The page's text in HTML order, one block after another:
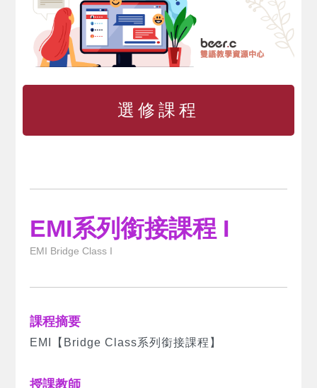
選修課程
EMI系列銜接課程 I
EMI Bridge Class I
課程摘要
EMI【Bridge Class系列銜接課程】
授課教師